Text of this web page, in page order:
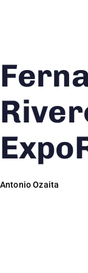
Author
Antonio Ozaita
Published
Published